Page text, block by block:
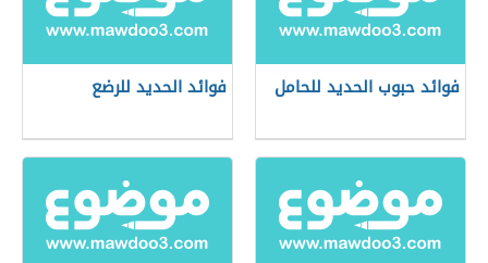
فوائد حبوب الحديد للحامل فوائد الحديد للرضع